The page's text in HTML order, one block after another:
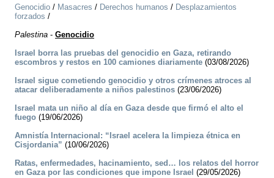
Genocidio / Masacres / Derechos humanos / Desplazamientos
forzados /
Palestina - Genocidio
Israel borra las pruebas del genocidio en Gaza, retirando
escombros y restos en 100 camiones diariamente (03/08/2026)
Israel sigue cometiendo genocidio y otros crímenes atroces al
atacar deliberadamente a niños palestinos (23/06/2026)
Israel mata un niño al día en Gaza desde que firmó el alto el
fuego (19/06/2026)
Amnistía Internacional: “Israel acelera la limpieza étnica en
Cisjordania” (10/06/2026)
Ratas, enfermedades, hacinamiento, sed… los relatos del horror
en Gaza por las condiciones que impone Israel (29/05/2026)